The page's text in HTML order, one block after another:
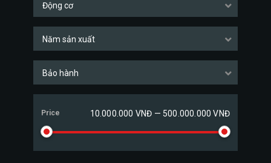
Động cơ
Năm sản xuất
Bảo hành
Price 10.000.000 VNĐ — 500.000.000 VNĐ